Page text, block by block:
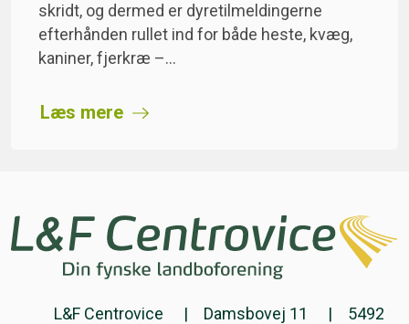
skridt, og dermed er dyretilmeldingerne
efterhånden rullet ind for både heste, kvæg,
kaniner, fjerkræ –…
Læs mere
L&F Centrovice Damsbovej 11
5492